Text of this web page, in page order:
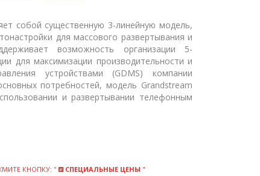
собой существенную 3-линейную модель,
для массового развертывания и
возможность организации 5-
для максимизации производительности и
устройствами (GDMS) компании
потребностей, модель Grandstream
и развертывании телефонным
КНОПКУ: " СПЕЦИАЛЬНЫЕ ЦЕНЫ "